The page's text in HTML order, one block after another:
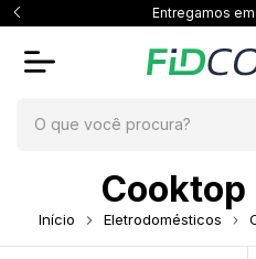
Entregamos
Início Eletrodomésticos